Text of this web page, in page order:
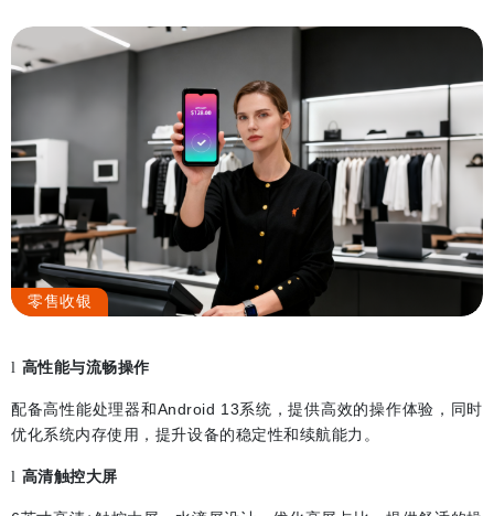
零售收银
l 高性能与流畅操作
配备高性能处理器和Android 13系统，提供高效的操作体验，同时
优化系统内存使用，提升设备的稳定性和续航能力。
l 高清触控大屏